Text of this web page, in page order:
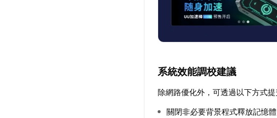
系統效能調校建議
除網路優化外，可透過以下方式提
關閉非必要背景程式釋放記憶體